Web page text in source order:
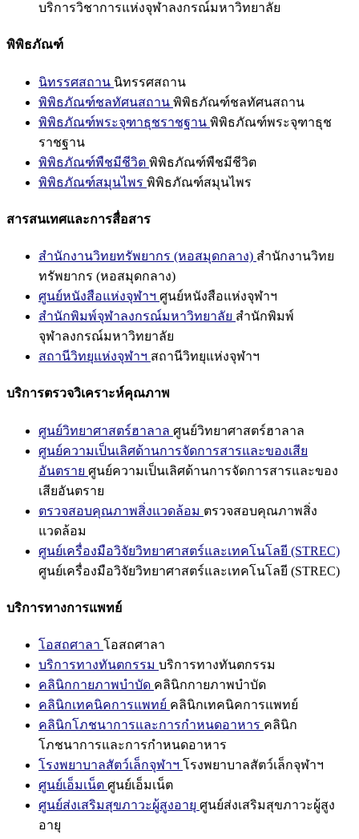
บริการวิชาการแห่งจุฬาลงกรณ์มหาวิทยาลัย
พิพิธภัณฑ์
นิทรรศสถาน นิทรรศสถาน
พิพิธภัณฑ์ชลทัศนสถาน พิพิธภัณฑ์ชลทัศนสถาน
พิพิธภัณฑ์พระจุฑาธุชราชฐาน พิพิธภัณฑ์พระจุฑาธุช
ราชฐาน
พิพิธภัณฑ์พืชมีชีวิต พิพิธภัณฑ์พืชมีชีวิต
พิพิธภัณฑ์สมุนไพร พิพิธภัณฑ์สมุนไพร
สารสนเทศและการสื่อสาร
สำนักงานวิทยทรัพยากร (หอสมุดกลาง) สำนักงานวิทย
ทรัพยากร (หอสมุดกลาง)
ศูนย์หนังสือแห่งจุฬาฯ ศูนย์หนังสือแห่งจุฬาฯ
สำนักพิมพ์จุฬาลงกรณ์มหาวิทยาลัย สำนักพิมพ์
จุฬาลงกรณ์มหาวิทยาลัย
สถานีวิทยุแห่งจุฬาฯ สถานีวิทยุแห่งจุฬาฯ
บริการตรวจวิเคราะห์คุณภาพ
ศูนย์วิทยาศาสตร์ฮาลาล ศูนย์วิทยาศาสตร์ฮาลาล
ศูนย์ความเป็นเลิศด้านการจัดการสารและของเสีย
อันตราย ศูนย์ความเป็นเลิศด้านการจัดการสารและของ
เสียอันตราย
ตรวจสอบคุณภาพสิ่งแวดล้อม ตรวจสอบคุณภาพสิ่ง
แวดล้อม
ศูนย์เครื่องมือวิจัยวิทยาศาสตร์และเทคโนโลยี (STREC)
ศูนย์เครื่องมือวิจัยวิทยาศาสตร์และเทคโนโลยี (STREC)
บริการทางการแพทย์
โอสถศาลา โอสถศาลา
บริการทางทันตกรรม บริการทางทันตกรรม
คลินิกกายภาพบำบัด คลินิกกายภาพบำบัด
คลินิกเทคนิคการแพทย์ คลินิกเทคนิคการแพทย์
คลินิกโภชนาการและการกำหนดอาหาร คลินิก
โภชนาการและการกำหนดอาหาร
โรงพยาบาลสัตว์เล็กจุฬาฯ โรงพยาบาลสัตว์เล็กจุฬาฯ
ศูนย์เอ็มเน็ต ศูนย์เอ็มเน็ต
ศูนย์ส่งเสริมสุขภาวะผู้สูงอายุ ศูนย์ส่งเสริมสุขภาวะผู้สูง
อายุ